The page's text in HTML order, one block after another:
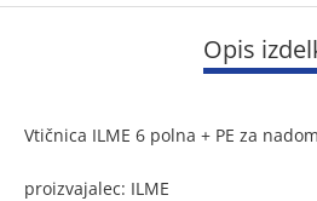
Opis
Vtičnica ILME 6 polna + PE za
proizvajalec: ILME